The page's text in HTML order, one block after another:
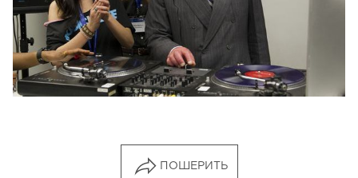
ПОШЕРИТЬ